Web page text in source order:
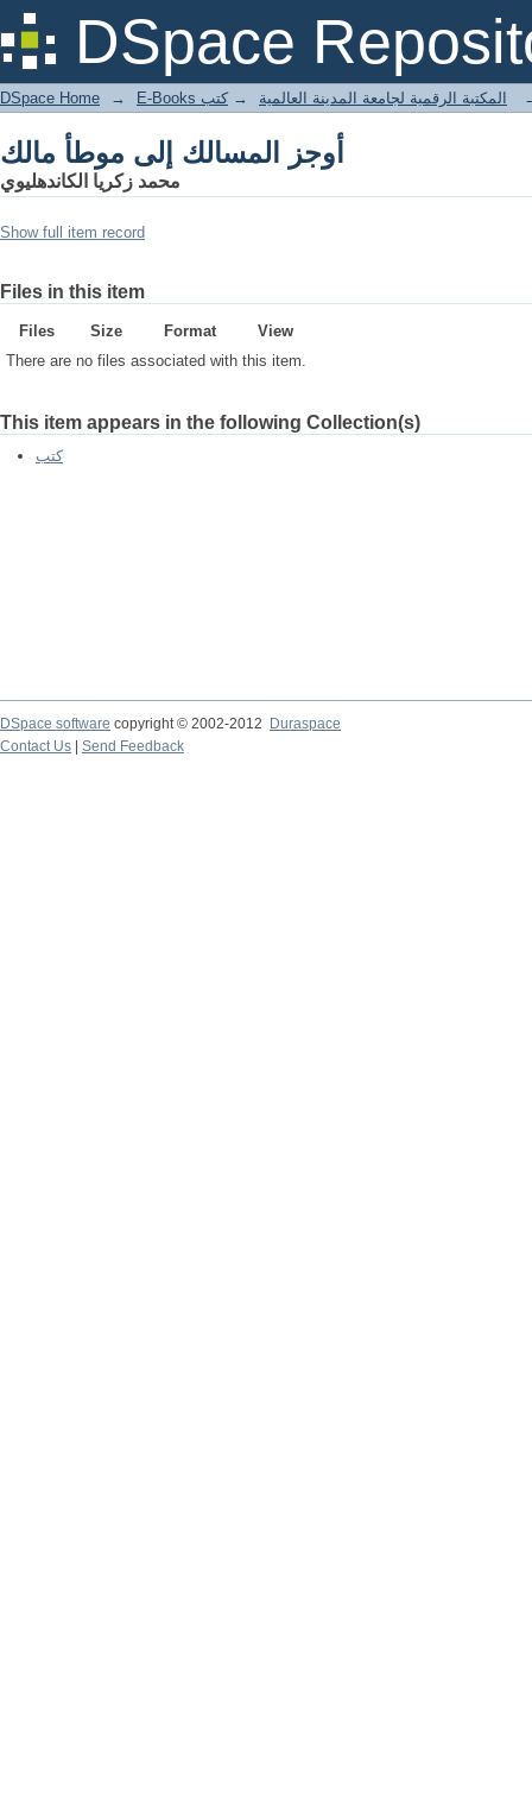
DSpace
أوجز المسالك إلى موطأ مالك
DSpace Home → E-Books المكتبة الرقمية لجامعة المدينة العالمية → كتب
أوجز المسالك إلى موطأ مالك
محمد زكريا الكاندهليوي
Show full item record
Files in this item
Files Size Format
View
There are no files associated with this item.
This item appears in the following Collection(s)
كتب
DSpace software copyright © 2002-2012
Duraspace
Contact Us
Send Feedback